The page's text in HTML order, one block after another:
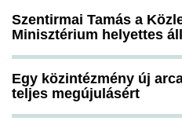
Szentirmai Tamás a
Minisztérium helyettes
Egy közintézmény új
teljes megújulásért